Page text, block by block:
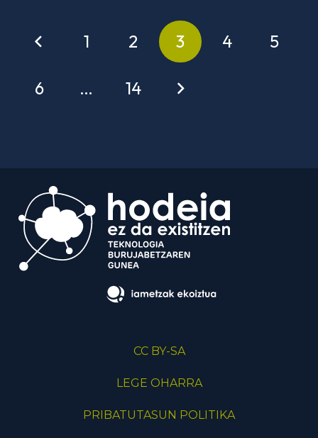
1 2 3 4 5
6 … 14
CC BY-SA
LEGE OHARRA
PRIBATUTASUN POLITIKA